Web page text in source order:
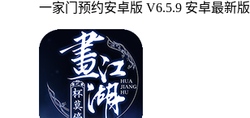
一家门预约安卓版 V6.5.9 安卓最新版